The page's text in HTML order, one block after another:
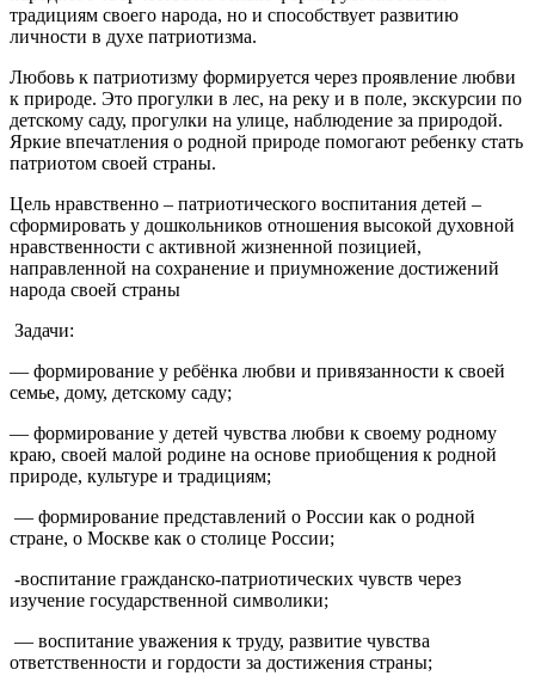
традициям своего народа, но и способствует развитию
личности в духе патриотизма.
Любовь к патриотизму формируется через проявление любви
к природе. Это прогулки в лес, на реку и в поле, экскурсии по
детскому саду, прогулки на улице, наблюдение за природой.
Яркие впечатления о родной природе помогают ребенку стать
патриотом своей страны.
Цель нравственно – патриотического воспитания детей –
сформировать у дошкольников отношения высокой духовной
нравственности с активной жизненной позицией,
направленной на сохранение и приумножение достижений
народа своей страны
Задачи:
— формирование у ребёнка любви и привязанности к своей
семье, дому, детскому саду;
— формирование у детей чувства любви к своему родному
краю, своей малой родине на основе приобщения к родной
природе, культуре и традициям;
— формирование представлений о России как о родной
стране, о Москве как о столице России;
-воспитание гражданско-патриотических чувств через
изучение государственной символики;
— воспитание уважения к труду, развитие чувства
ответственности и гордости за достижения страны;